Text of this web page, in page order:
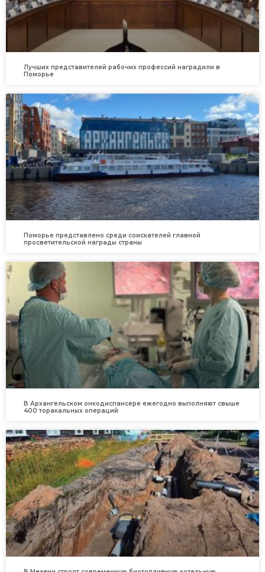
Лучших представителей рабочих профессий наградили в
Поморье
Поморье представлено среди соискателей главной
просветительской награды страны
В Архангельском онкодиспансере ежегодно выполняют свыше
400 торакальных операций